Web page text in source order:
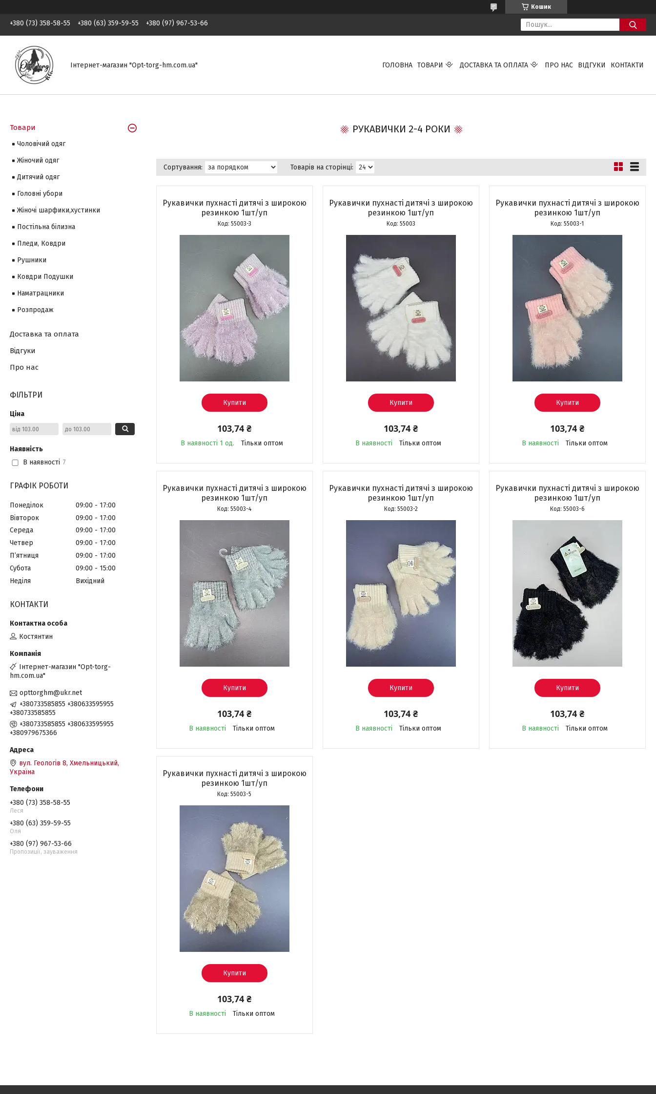
Кошик
+380 (73) 358-58-55 +380 (63) 359-59-55 +380 (97) 967-53-66
Інтернет-магазин "Opt-torg-hm.com.ua" ГОЛОВНА ТОВАРИ ДОСТАВКА ТА ОПЛАТА ПРО НАС ВІДГУКИ КОНТАКТИ
РУКАВИЧКИ 2-4 РОКИ
Рукавички пухнасті дитячі з широкою
резинкою 1шт/уп
55003-3
Купити
103,74 ₴
В наявності 1 од. Тільки оптом
Рукавички пухнасті дитячі з широкою
резинкою 1шт/уп
55003
Купити
103,74 ₴
В наявності Тільки оптом
Рукавички пухнасті дитячі з широкою
резинкою 1шт/уп
55003-1
Купити
103,74 ₴
В наявності Тільки оптом
Рукавички пухнасті дитячі з широкою
резинкою 1шт/уп
55003-4
Купити
103,74 ₴
В наявності Тільки оптом
Рукавички пухнасті дитячі з широкою
резинкою 1шт/уп
55003-2
Купити
103,74 ₴
В наявності Тільки оптом
Рукавички пухнасті дитячі з широкою
резинкою 1шт/уп
55003-6
Купити
103,74 ₴
В наявності Тільки оптом
Рукавички пухнасті дитячі з широкою
резинкою 1шт/уп
55003-5
Купити
103,74 ₴
В наявності Тільки оптом
Товари
Чоловічий одяг
Жіночий одяг
Дитячий одяг
Головні убори
Жіночі шарфики,хустинки
Постільна білизна
Пледи, Ковдри
Рушники
Ковдри Подушки
Наматрацники
Розпродаж
Доставка та оплата
Відгуки
Про нас
ФІЛЬТРИ
Ціна
Наявність
В наявності 7
ГРАФІК РОБОТИ
Понеділок 09:00
17:00
Вівторок
09:00
17:00
Середа
09:00
17:00
Четвер
09:00
17:00
Пʼятниця
09:00
17:00
Субота
09:00
15:00
Неділя
Вихідний
КОНТАКТИ
Костянтин
Інтернет-магазин "Opt-torg-
hm.com.ua"
opttorghm@ukr.net
+380733585855 +380633595955
+380733585855
+380733585855 +380633595955
+380979675366
вул. Геологів 8, Хмельницький,
Україна
+380 (73) 358-58-55
Леся
+380 (63) 359-59-55
Оля
+380 (97) 967-53-66
Пропозиції, зауваження